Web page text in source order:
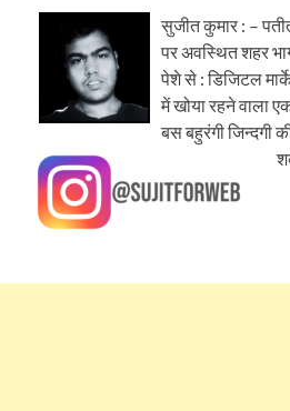
सुजीत कुमार : –
पर अवस्थित शहर
पेशे से : डिजिटल
में खोया रहने वाला
बस बहुरंगी जिन्दगी